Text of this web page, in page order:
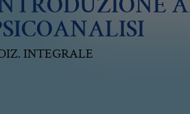
INTEGRALE